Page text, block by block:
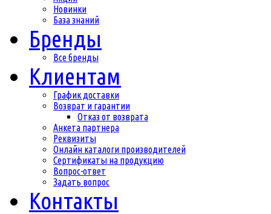
Новинки
База знаний
Бренды
Все бренды
Клиентам
График доставки
Возврат и гарантии
Отказ от возврата
Анкета партнера
Реквизиты
Онлайн каталоги производителей
Сертификаты на продукцию
Вопрос-ответ
Задать вопрос
Контакты